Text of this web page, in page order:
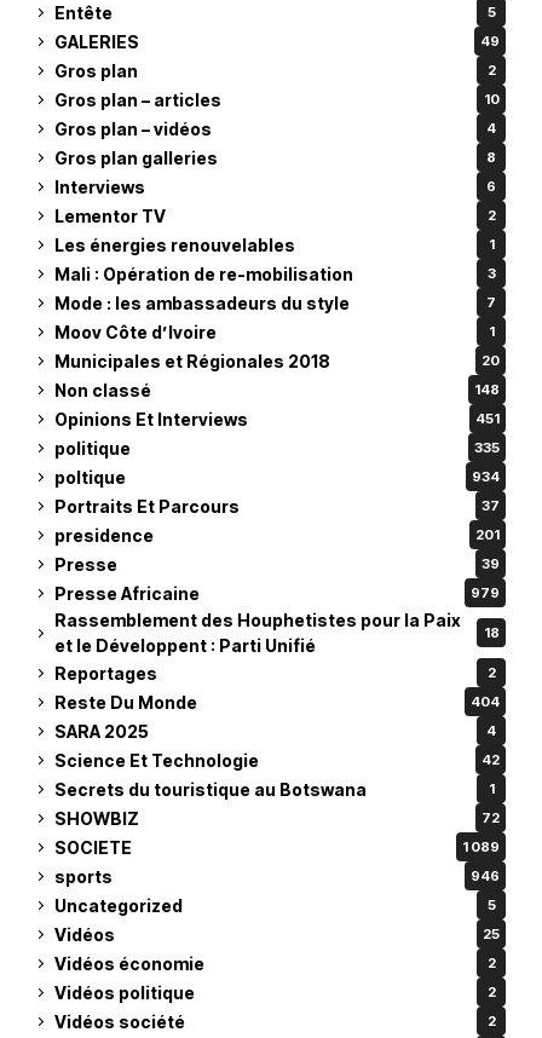
Entête 5
GALERIES 49
Gros plan 2
Gros plan – articles 10
Gros plan – vidéos 4
Gros plan galleries 8
Interviews 6
Lementor TV 2
Les énergies renouvelables 1
Mali : Opération de re-mobilisation 3
Mode : les ambassadeurs du style 7
Moov Côte d’Ivoire 1
Municipales et Régionales 2018 20
Non classé 148
Opinions Et Interviews 451
politique 335
poltique 934
Portraits Et Parcours 37
presidence 201
Presse 39
Presse Africaine 979
Rassemblement des Houphetistes pour la Paix
et le Développent : Parti Unifié
18
Reportages 2
Reste Du Monde 404
SARA 2025 4
Science Et Technologie 42
Secrets du touristique au Botswana 1
SHOWBIZ 72
SOCIETE 1 089
sports 946
Uncategorized 5
Vidéos 25
Vidéos économie 2
Vidéos politique 2
Vidéos société 2